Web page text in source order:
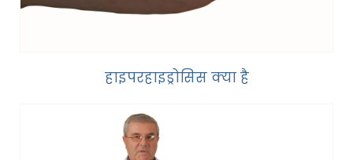
हाइपरहाइड्रोसिस क्या है